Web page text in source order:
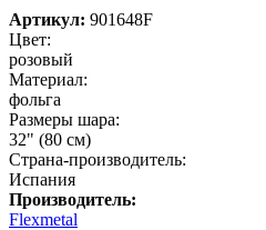
Артикул: 901648F
Цвет:
розовый
Материал:
фольга
Размеры шара:
32" (80 см)
Страна-производитель:
Испания
Производитель:
Flexmetal